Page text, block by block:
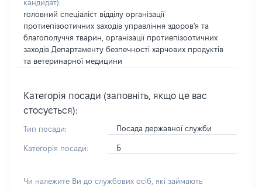
кандидат):
головний спеціаліст відділу організації
протиепізоотичних заходів управління здоров'я та
благополуччя тварин, організації протиепізоотичних
заходів Департаменту безпечності харчових продуктів
та ветеринарної медицини
Категорія посади (заповніть, якщо це вас
стосується):
Тип посади: Посада державної служби
Категорія посади: Б
Чи належите Ви до службових осіб, які займають